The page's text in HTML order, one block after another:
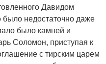
Давидом
было недостаточно даже
было камней и
Соломон, приступая к
с тирским царем